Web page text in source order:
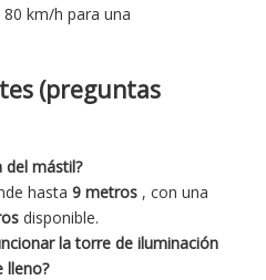
km/h para una
(preguntas
del mástil?
hasta 9 metros , con una
disponible.
la torre de iluminación
lleno?